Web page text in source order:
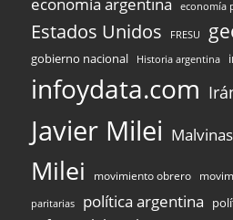
economía argentina
economía
Estados Unidos FRESU
gobierno nacional Historia argentina
infoydata.com
Javier Milei Malvinas
Milei movimiento obrero
paritarias política argentina